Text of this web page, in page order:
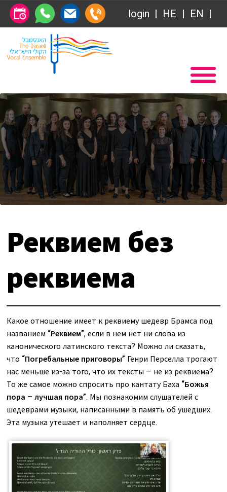
Абонемент
Передачи
Связаться с нами
О нас
за голосом
Магия голоса
Календарь
мой счет
заказ
Политика сайта
login HE EN
Главная
Вступление в Общество друзей Ансамбля
Общество друзей
Абонемент
Передачи
VOD
Связаться с нами
за голосом
Магия голоса
Виртуальный зал
Календарь
мой счет
заказ
Политика сайта
Реквием без
реквиема
Какое отношение имеет к реквиему шедевр Брамса под
названием “Реквием”, если в нем нет ни слова из
канонического латинского текста? Можно ли сказать,
что “Погребальные приговоры” Генри Перселла трогают
нас меньше из-за того, что их тексты – не из реквиема?
То же самое можно спросить про кантату Баха “Божья
пора – лучшая пора”. Мы познакомим слушателей с
шедеврами музыки, написанными в память об ушедших.
Эта музыка утешает и наполняет сердце.